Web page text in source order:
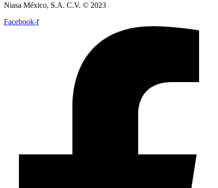
Niasa México, S.A. C.V. © 2023
Facebook-f